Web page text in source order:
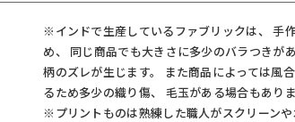
※インドで生産しているファブリックは、 手
め、 同じ商品でも大きさに多少のバラつきが
柄のズレが生じます。 また商品によっては風
るため多少の織り傷、 毛玉がある場合もありま
※プリントものは熟練した職人がスクリーン